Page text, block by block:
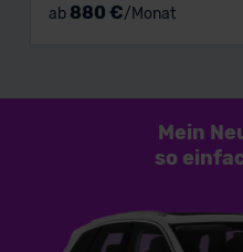
ab 880 €/Monat
Mein
so